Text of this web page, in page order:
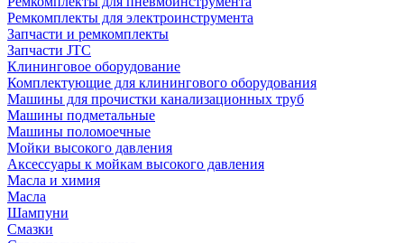
Ремкомплекты для электроинструмента
Запчасти и ремкомплекты
Запчасти JTC
Клининговое оборудование
Комплектующие для клинингового оборудования
Машины для прочистки канализационных труб
Машины подметальные
Машины поломоечные
Мойки высокого давления
Аксессуары к мойкам высокого давления
Масла и химия
Масла
Шампуни
Смазки